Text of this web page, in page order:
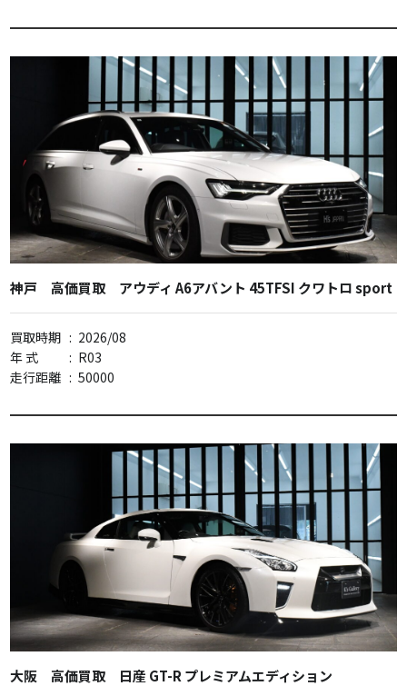
神戸 高価買取 アウディ A6アバント 45TFSI クワトロ sport
買取時期 : 2026/08
年 式
: R03
走行距離 : 50000
大阪 高価買取 日産 GT-R プレミアムエディション